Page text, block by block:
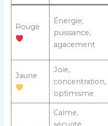
Rouge
Énergie,
puissance,
agacement
Jaune
Joie,
concentration,
optimisme
Calme,